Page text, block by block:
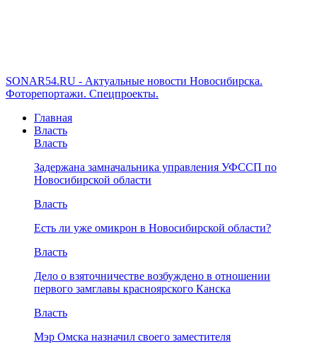
SONAR54.RU - Актуальные новости Новосибирска.
Фоторепортажи. Спецпроекты.
Главная
Власть
Власть
Задержана замначальника управления УФССП по
Новосибирской области
Власть
Есть ли уже омикрон в Новосибирской области?
Власть
Дело о взяточничестве возбуждено в отношении
первого замглавы красноярского Канска
Власть
Мэр Омска назначил своего заместителя